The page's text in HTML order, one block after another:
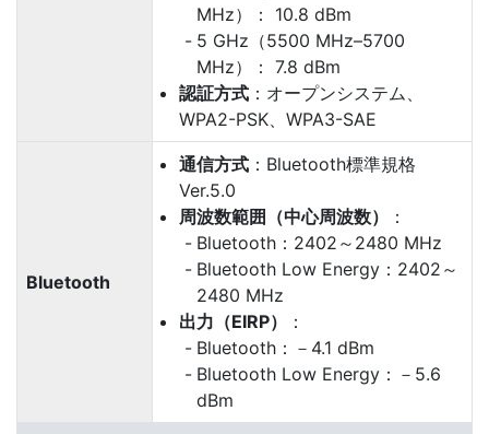
MHz）： 10.8 dBm
5 GHz（5500 MHz–5700
MHz）： 7.8 dBm
認証方式 ：オープンシステム、
WPA2-PSK、WPA3-SAE
Bluetooth
通信方式 ：Bluetooth標準規格
Ver.5.0
周波数範囲（中心周波数）
：
Bluetooth：2402～2480 MHz
Bluetooth Low Energy：2402～
2480 MHz
出力（EIRP）
：
Bluetooth：－4.1 dBm
Bluetooth Low Energy：－5.6
dBm